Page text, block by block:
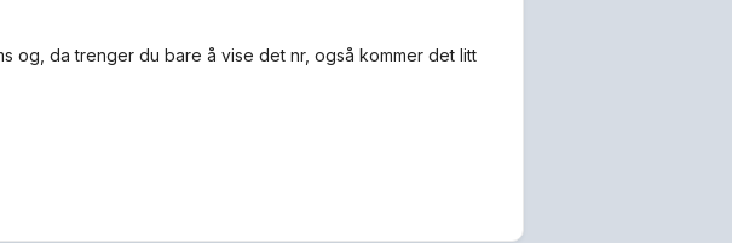
og, da trenger du bare å vise det nr, også kommer det litt